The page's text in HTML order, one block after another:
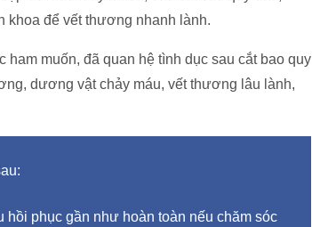
khoa để vết thương nhanh lành.
muốn, đã quan hệ tình dục sau cắt bao quy
dương vật chảy máu, vết thương lâu lành,
hồi phục gần như hoàn toàn nếu chăm sóc